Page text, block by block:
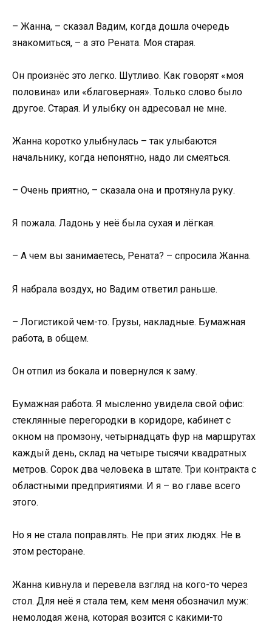
– Жанна, – сказал Вадим, когда дошла очередь
знакомиться, – а это Рената. Моя старая.
Он произнёс это легко. Шутливо. Как говорят «моя
половина» или «благоверная». Только слово было
другое. Старая. И улыбку он адресовал не мне.
Жанна коротко улыбнулась – так улыбаются
начальнику, когда непонятно, надо ли смеяться.
– Очень приятно, – сказала она и протянула руку.
Я пожала. Ладонь у неё была сухая и лёгкая.
– А чем вы занимаетесь, Рената? – спросила Жанна.
Я набрала воздух, но Вадим ответил раньше.
– Логистикой чем-то. Грузы, накладные. Бумажная
работа, в общем.
Он отпил из бокала и повернулся к заму.
Бумажная работа. Я мысленно увидела свой офис:
стеклянные перегородки в коридоре, кабинет с
окном на промзону, четырнадцать фур на маршрутах
каждый день, склад на четыре тысячи квадратных
метров. Сорок два человека в штате. Три контракта с
областными предприятиями. И я – во главе всего
этого.
Но я не стала поправлять. Не при этих людях. Не в
этом ресторане.
Жанна кивнула и перевела взгляд на кого-то через
стол. Для неё я стала тем, кем меня обозначил муж:
немолодая жена, которая возится с какими-то